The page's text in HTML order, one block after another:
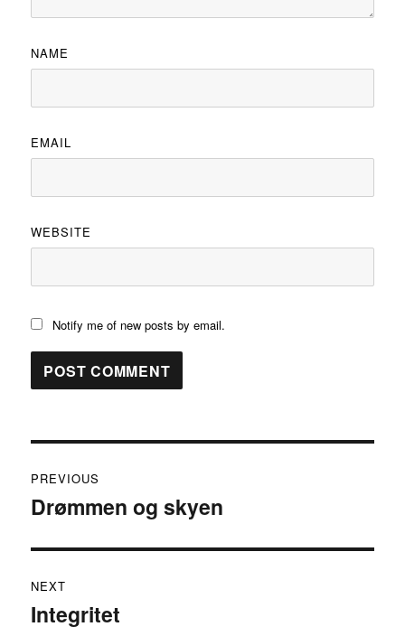
NAME
EMAIL
WEBSITE
Notify me of new posts by email.
navigation
PREVIOUS
Previous
Drømmen og skyen
NEXT
Next
Integritet